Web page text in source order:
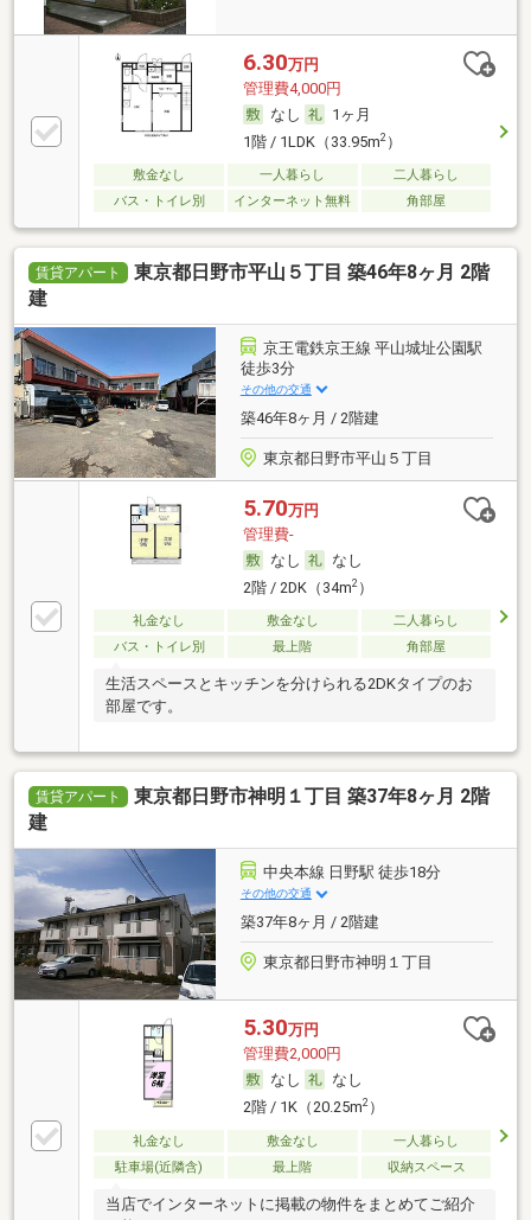
6.30万円
管理費4,000円
なし
1ヶ月
1階 / 1LDK（33.95m2）
敷金なし 一人暮らし
二人暮らし
バス・トイレ別
インターネット無料 角部屋
賃貸アパート
東京都日野市平山５丁目 築46年8ヶ月 2階
建
京王電鉄京王線 平山城址公園駅
徒歩3分
その他の交通
築46年8ヶ月 / 2階建
東京都日野市平山５丁目
5.70万円
管理費-
なし
なし
2階 / 2DK（34m2）
礼金なし 敷金なし
二人暮らし
バス・トイレ別
最上階 角部屋
生活スペースとキッチンを分けられる2DKタイプのお
部屋です。
賃貸アパート
東京都日野市神明１丁目 築37年8ヶ月 2階
建
中央本線 日野駅 徒歩18分
その他の交通
築37年8ヶ月 / 2階建
東京都日野市神明１丁目
5.30万円
管理費2,000円
なし
なし
2階 / 1K（20.25m2）
礼金なし 敷金なし
一人暮らし
駐車場(近隣含)
最上階 収納スペース
当店でインターネットに掲載の物件をまとめてご紹介